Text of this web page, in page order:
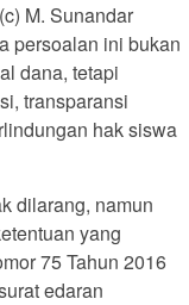
M. Sunandar
persoalan ini bukan
dana, tetapi
transparansi
hak siswa
dilarang, namun
yang
75 Tahun 2016
edaran